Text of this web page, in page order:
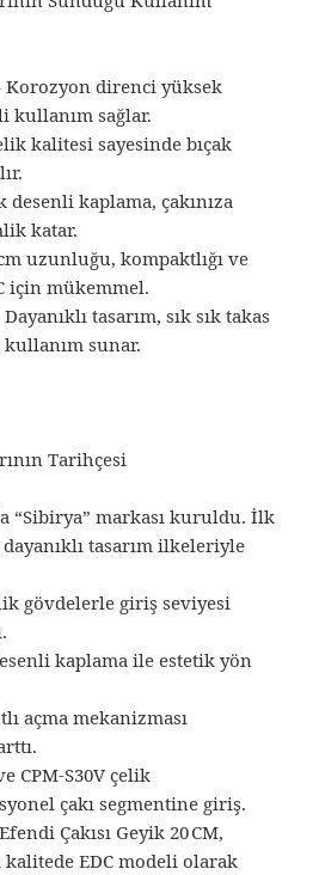
Korozyon direnci yüksek
kullanım sağlar.
kalitesi sayesinde bıçak
kaplama, çakınıza
katar.
uzunluğu, kompaktlığı ve
için mükemmel.
tasarım, sık sık takas
sunar.
Tarihçesi
“Sibirya” markası kuruldu. İlk
tasarım ilkeleriyle
gövdelerle giriş seviyesi
kaplama ile estetik yön
açma mekanizması
CPM‑S30V çelik
çakı segmentine giriş.
Çakısı Geyik 20 CM,
EDC modeli olarak